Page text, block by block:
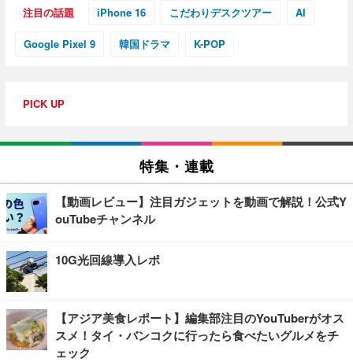
注目の話題 iPhone 16 こだわりデスクツアー AI
Google Pixel 9 韓国ドラマ K-POP
PICK UP
特集・連載
【動画レビュー】注目ガジェットを動画で解説！公式Y
ouTubeチャンネル
10G光回線導入レポ
【アジア美食レポート】編集部注目のYouTuberがオス
スメ！タイ・バンコクに行ったら食べたいグルメをチ
ェック